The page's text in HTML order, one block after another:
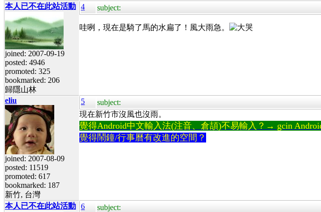
本人已不在此站活動
joined: 2007-09-19
posted: 4946
promoted: 325
bookmarked: 206
歸隱山林
4 subject:
哇咧，現在是騎了馬的水扁了！風大雨急。
eliu
joined: 2007-08-09
posted: 11519
promoted: 617
bookmarked: 187
新竹, 台灣
5 subject:
現在新竹市沒風也沒雨。
覺得Android中文輸入法(注音、倉頡)不易輸入？→ gcin
覺得鬧鐘/行事曆有改進的空間？
本人已不在此站活動 6 subject: